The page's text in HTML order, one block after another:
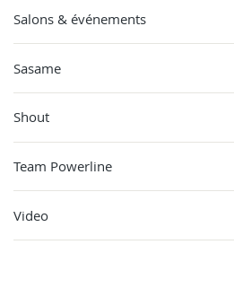
Salons & événements
Sasame
Shout
Team Powerline
Video